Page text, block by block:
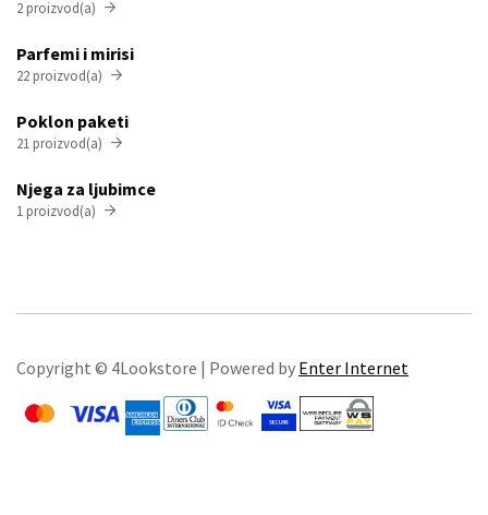
2 proizvod(a) 
Parfemi i mirisi
22 proizvod(a) 
Poklon paketi
21 proizvod(a) 
Njega za ljubimce
1 proizvod(a) 
Copyright © 4Lookstore | Powered by Enter Internet